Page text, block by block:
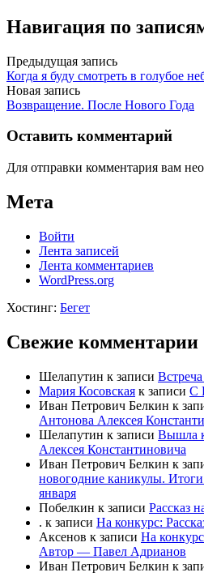
Навигация по
Предыдущая запись
Когда я буду смотреть в голубое
Новая запись
Возвращение. После Нового Года
Оставить комментарий
Для отправки комментария вам
Мета
Войти
Лента записей
Лента комментариев
WordPress.org
Хостинг: Бегет
Свежие комментарии
Шелапутин к записи
Мария Косовская к записи С
Иван Петрович Белкин к
Антонова Алексея
Шелапутин к записи Вышла
Алексея Константиновича
Иван Петрович Белкин к
новогодние каникулы.
января
Побелкин к записи Рассказ
. к записи На конкурс:
Аксенов к записи На
Автор — Павел Адрианов
Иван Петрович Белкин к